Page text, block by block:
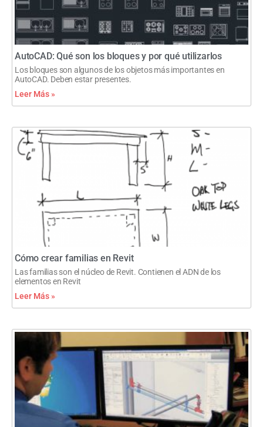
AutoCAD: Qué son los bloques y por qué utilizarlos
Los bloques son algunos de los objetos más importantes en
AutoCAD. Deben estar presentes.
Leer Más »
Cómo crear familias en Revit
Las familias son el núcleo de Revit. Contienen el ADN de los
elementos en Revit
Leer Más »